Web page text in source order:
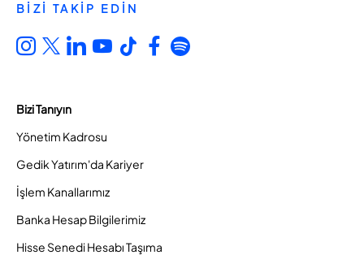
BİZİ TAKİP EDİN
Bizi Tanıyın
Yönetim Kadrosu
Gedik Yatırım'da Kariyer
İşlem Kanallarımız
Banka Hesap Bilgilerimiz
Hisse Senedi Hesabı Taşıma